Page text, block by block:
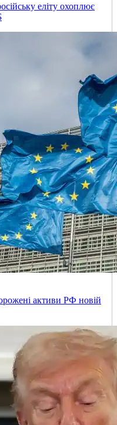
еліту охоплює
активи РФ новій